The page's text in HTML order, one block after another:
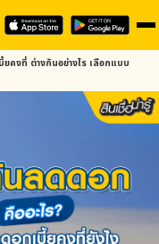
คงที่ ต่างกันอย่างไร เลือกแบบ